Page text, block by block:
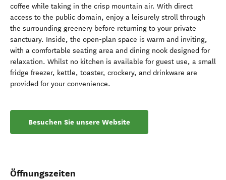
coffee while taking in the crisp mountain air. With direct
access to the public domain, enjoy a leisurely stroll through
the surrounding greenery before returning to your private
sanctuary. Inside, the open-plan space is warm and inviting,
with a comfortable seating area and dining nook designed for
relaxation. Whilst no kitchen is available for guest use, a small
fridge freezer, kettle, toaster, crockery, and drinkware are
provided for your convenience.
Besuchen Sie unsere Website
Öffnungszeiten